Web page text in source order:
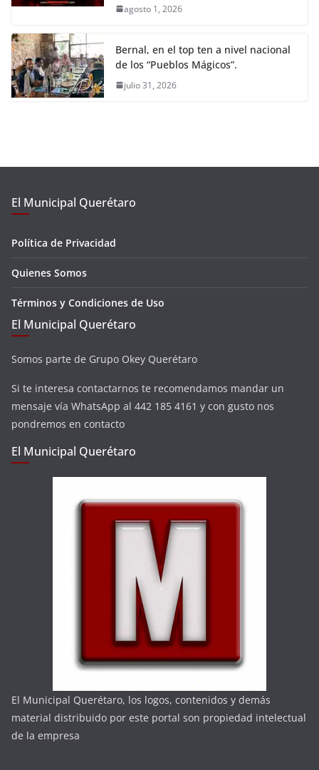
agosto 1, 2026
Bernal, en el top ten a nivel nacional
de los “Pueblos Mágicos”.
julio 31, 2026
El Municipal Querétaro
Política de Privacidad
Quienes Somos
Términos y Condiciones de Uso
El Municipal Querétaro
Somos parte de Grupo Okey Querétaro
Si te interesa contactarnos te recomendamos mandar un
mensaje vía WhatsApp al 442 185 4161 y con gusto nos
pondremos en contacto
El Municipal Querétaro
El Municipal Querétaro, los logos, contenidos y demás
material distribuido por este portal son propiedad intelectual
de la empresa